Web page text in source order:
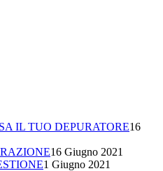
IL TUO DEPURATORE16
16 Giugno 2021
1 Giugno 2021